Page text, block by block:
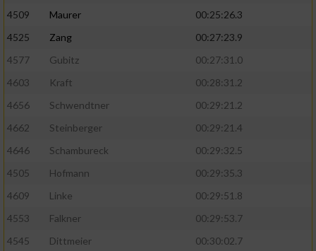
4509
Maurer
00:25:26.3
4525
Zang
00:27:23.9
4577
Gubitz
00:27:31.0
4603
Kraft
00:28:31.2
4656
Schwendtner
00:29:21.2
4662
Steinberger
00:29:21.4
4646
Schambureck
00:29:32.5
4505
Hofmann
00:29:35.3
4609
Linke
00:29:51.8
4553
Falkner
00:29:53.7
4545
Dittmeier
00:30:02.7